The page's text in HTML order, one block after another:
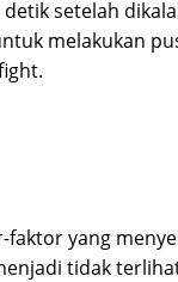
setelah
melakukan
faktor yang
tidak